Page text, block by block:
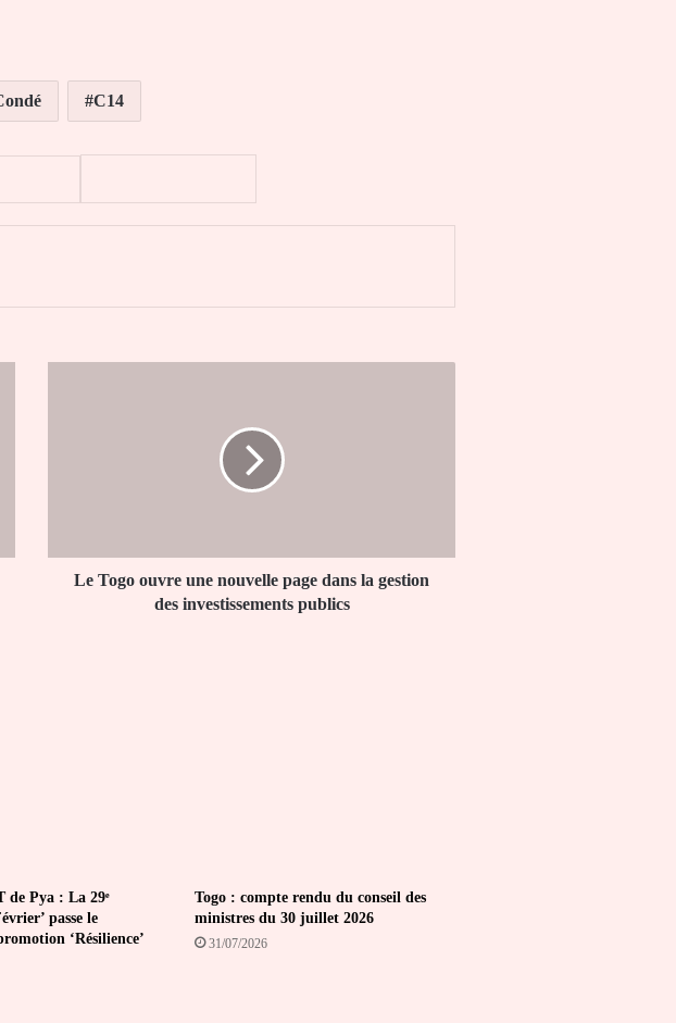
C14
gestion
Le Togo ouvre une nouvelle page dans la gestion
des investissements publics
de Pya : La 29ᵉ
passe le
‘Résilience’
Togo : compte rendu du conseil des
ministres du 30 juillet 2026
31/07/2026